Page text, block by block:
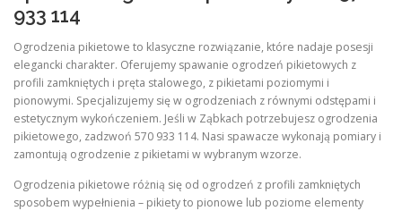
933 114
Ogrodzenia pikietowe to klasyczne rozwiązanie, które nadaje posesji
elegancki charakter. Oferujemy spawanie ogrodzeń pikietowych z
profili zamkniętych i pręta stalowego, z pikietami poziomymi i
pionowymi. Specjalizujemy się w ogrodzeniach z równymi odstępami i
estetycznym wykończeniem. Jeśli w Ząbkach potrzebujesz ogrodzenia
pikietowego, zadzwoń 570 933 114. Nasi spawacze wykonają pomiary i
zamontują ogrodzenie z pikietami w wybranym wzorze.
Ogrodzenia pikietowe różnią się od ogrodzeń z profili zamkniętych
sposobem wypełnienia – pikiety to pionowe lub poziome elementy